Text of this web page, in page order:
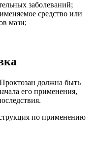
заболеваний;
средство или
мази;
должна быть
его применения,